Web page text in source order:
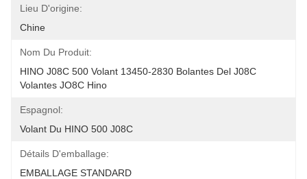
Lieu D'origine:
Chine
Nom Du Produit:
HINO J08C 500 Volant 13450-2830 Bolantes Del J08C
Volantes JO8C Hino
Espagnol:
Volant Du HINO 500 J08C
Détails D'emballage:
EMBALLAGE STANDARD